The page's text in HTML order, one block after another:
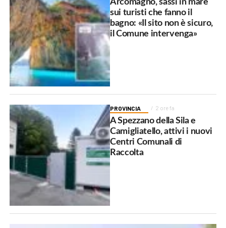
sui turisti che fanno il
bagno: «Il sito non è sicuro,
il Comune intervenga»
PROVINCIA 2 ore fa
A Spezzano della Sila e
Camigliatello, attivi i nuovi
Centri Comunali di
Raccolta